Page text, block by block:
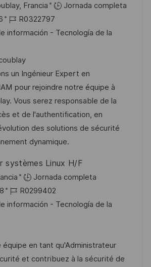
Francia
Jornada completa
I
D
e
e
m
p
l
e
o
R0322797
información - Tecnología de la
un Ingénieur Expert en
pour rejoindre notre équipe à
Vous serez responsable de la
et de l'authentification, en
des solutions de sécurité
dynamique.
systèmes Linux H/F
Jornada completa
I
D
e
m
R0299402
información - Tecnología de la
équipe en tant qu'Administrateur
et contribuez à la sécurité de